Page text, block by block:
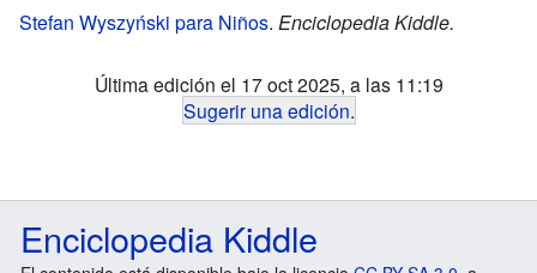
Stefan Wyszyński para Niños. Enciclopedia Kiddle.
Última edición el 17 oct 2025, a las 11:19
Sugerir una edición.
Enciclopedia Kiddle